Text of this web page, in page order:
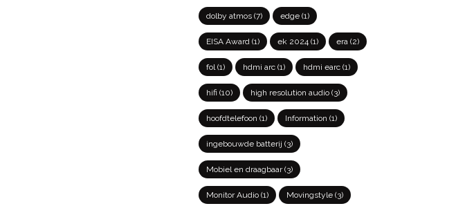
dolby atmos (7) edge (1)
EISA Award (1) ek 2024 (1) era (2)
fol (1) hdmi arc (1) hdmi earc (1)
hifi (10) high resolution audio (3)
hoofdtelefoon (1) Information (1)
ingebouwde batterij (3)
Mobiel en draagbaar(3)
Monitor Audio (1) Movingstyle (3)